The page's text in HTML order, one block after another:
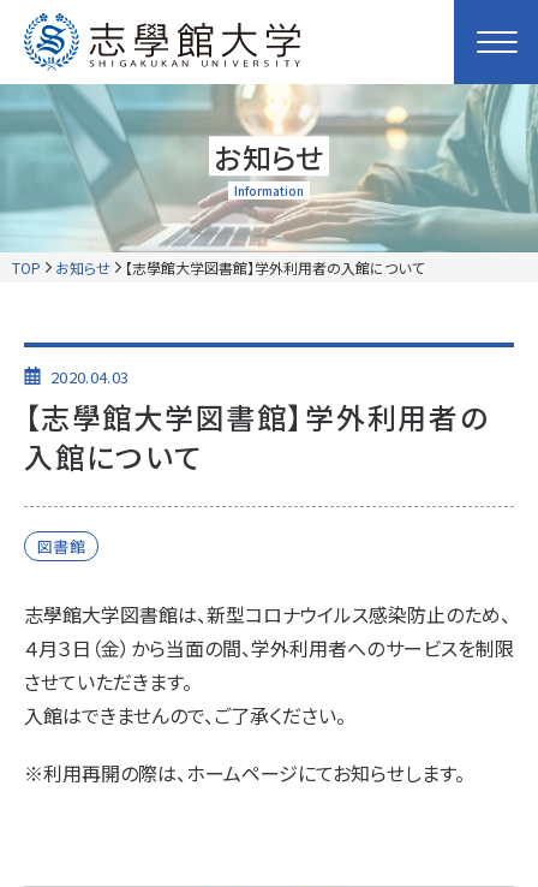
お知らせ
Information
TOP お知らせ 【志學館大学図書館】学外利用者の入館について
2020.04.03
【志學館大学図書館】学外利用者の
入館について
図書館
志學館大学図書館は、新型コロナウイルス感染防止のため、
４月３日（金）から当面の間、学外利用者へのサービスを制限
させていただきます。
入館はできませんので、ご了承ください。
※利用再開の際は、ホームページにてお知らせします。